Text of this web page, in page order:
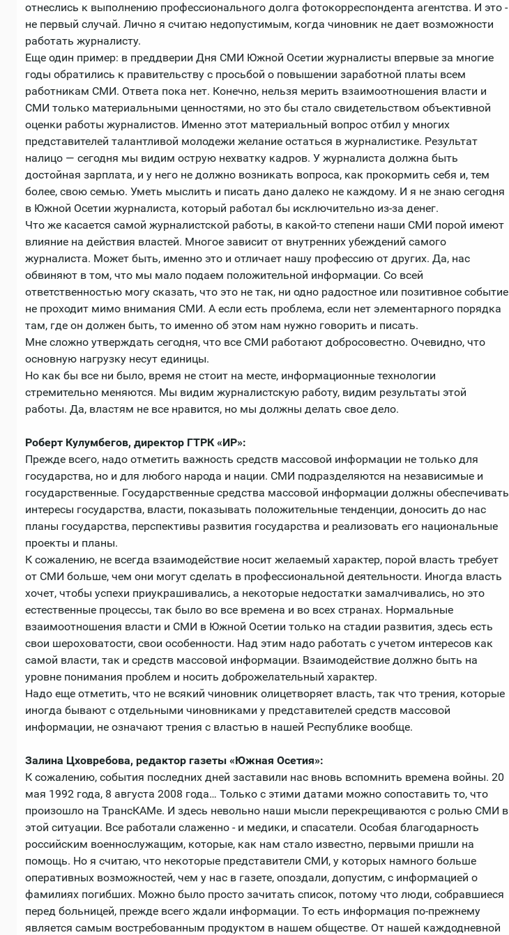
отнеслись к выполнению профессионального долга фотокорреспондента агентства. И это -
не первый случай. Лично я считаю недопустимым, когда чиновник не дает возможности
работать журналисту.
Еще один пример: в преддверии Дня СМИ Южной Осетии журналисты впервые за многие
годы обратились к правительству с просьбой о повышении заработной платы всем
работникам СМИ. Ответа пока нет. Конечно, нельзя мерить взаимоотношения власти и
СМИ только материальными ценностями, но это бы стало свидетельством объективной
оценки работы журналистов. Именно этот материальный вопрос отбил у многих
представителей талантливой молодежи желание остаться в журналистике. Результат
налицо — сегодня мы видим острую нехватку кадров. У журналиста должна быть
достойная зарплата, и у него не должно возникать вопроса, как прокормить себя и, тем
более, свою семью. Уметь мыслить и писать дано далеко не каждому. И я не знаю сегодня
в Южной Осетии журналиста, который работал бы исключительно из-за денег.
Что же касается самой журналистской работы, в какой-то степени наши СМИ порой имеют
влияние на действия властей. Многое зависит от внутренних убеждений самого
журналиста. Может быть, именно это и отличает нашу профессию от других. Да, нас
обвиняют в том, что мы мало подаем положительной информации. Со всей
ответственностью могу сказать, что это не так, ни одно радостное или позитивное событие
не проходит мимо внимания СМИ. А если есть проблема, если нет элементарного порядка
там, где он должен быть, то именно об этом нам нужно говорить и писать.
Мне сложно утверждать сегодня, что все СМИ работают добросовестно. Очевидно, что
основную нагрузку несут единицы.
Но как бы все ни было, время не стоит на месте, информационные технологии
стремительно меняются. Мы видим журналистскую работу, видим результаты этой
работы. Да, властям не все нравится, но мы должны делать свое дело.
Роберт Кулумбегов, директор ГТРК «ИР»:
Прежде всего, надо отметить важность средств массовой информации не только для
государства, но и для любого народа и нации. СМИ подразделяются на независимые и
государственные. Государственные средства массовой информации должны обеспечивать
интересы государства, власти, показывать положительные тенденции, доносить до нас
планы государства, перспективы развития государства и реализовать его национальные
проекты и планы.
К сожалению, не всегда взаимодействие носит желаемый характер, порой власть требует
от СМИ больше, чем они могут сделать в профессиональной деятельности. Иногда власть
хочет, чтобы успехи приукрашивались, а некоторые недостатки замалчивались, но это
естественные процессы, так было во все времена и во всех странах. Нормальные
взаимоотношения власти и СМИ в Южной Осетии только на стадии развития, здесь есть
свои шероховатости, свои особенности. Над этим надо работать с учетом интересов как
самой власти, так и средств массовой информации. Взаимодействие должно быть на
уровне понимания проблем и носить доброжелательный характер.
Надо еще отметить, что не всякий чиновник олицетворяет власть, так что трения, которые
иногда бывают с отдельными чиновниками у представителей средств массовой
информации, не означают трения с властью в нашей Республике вообще.
Залина Цховребова, редактор газеты «Южная Осетия»:
К сожалению, события последних дней заставили нас вновь вспомнить времена войны. 20
мая 1992 года, 8 августа 2008 года… Только с этими датами можно сопоставить то, что
произошло на ТрансКАМе. И здесь невольно наши мысли перекрещиваются с ролью СМИ в
этой ситуации. Все работали слаженно - и медики, и спасатели. Особая благодарность
российским военнослужащим, которые, как нам стало известно, первыми пришли на
помощь. Но я считаю, что некоторые представители СМИ, у которых намного больше
оперативных возможностей, чем у нас в газете, опоздали, допустим, с информацией о
фамилиях погибших. Можно было просто зачитать список, потому что люди, собравшиеся
перед больницей, прежде всего ждали информации. То есть информация по-прежнему
является самым востребованным продуктом в нашем обществе. От нашей каждодневной